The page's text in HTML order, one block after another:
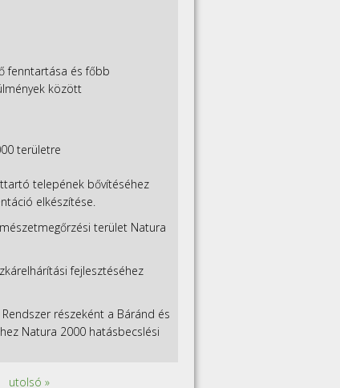
fenntartása és főbb
között
területre
telepének bővítéséhez
elkészítése.
terület Natura
fejlesztéséhez
részeként a Báránd és
Natura 2000 hatásbecslési
utolsó »